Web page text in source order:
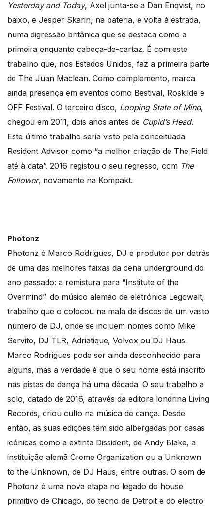
Yesterday and Today, Axel junta-se a Dan Enqvist, no
baixo, e Jesper Skarin, na bateria, e volta à estrada,
numa digressão britânica que se destaca como a
primeira enquanto cabeça-de-cartaz. É com este
trabalho que, nos Estados Unidos, faz a primeira parte
de The Juan Maclean. Como complemento, marca
ainda presença em eventos como Bestival, Roskilde e
OFF Festival. O terceiro disco, Looping State of Mind,
chegou em 2011, dois anos antes de Cupid’s Head.
Este último trabalho seria visto pela conceituada
Resident Advisor como “a melhor criação de The Field
até à data”. 2016 registou o seu regresso, com The
Follower, novamente na Kompakt.
Photonz
Photonz é Marco Rodrigues, DJ e produtor por detrás
de uma das melhores faixas da cena underground do
ano passado: a remistura para “Institute of the
Overmind”, do músico alemão de eletrónica Legowalt,
trabalho que o colocou na mala de discos de um vasto
número de DJ, onde se incluem nomes como Mike
Servito, DJ TLR, Adriatique, Volvox ou DJ Haus.
Marco Rodrigues pode ser ainda desconhecido para
alguns, mas a verdade é que o seu nome está inscrito
nas pistas de dança há uma década. O seu trabalho a
solo, datado de 2016, através da editora londrina Living
Records, criou culto na música de dança. Desde
então, as suas edições têm sido albergadas por casas
icónicas como a extinta Dissident, de Andy Blake, a
instituição alemã Creme Organization ou a Unknown
to the Unknown, de DJ Haus, entre outras. O som de
Photonz é uma nova etapa no legado do house
primitivo de Chicago, do tecno de Detroit e do electro